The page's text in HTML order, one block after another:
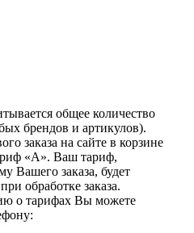
общее количество
брендов и артикулов).
заказа на сайте в корзине
«А». Ваш тариф,
Вашего заказа, будет
обработке заказа.
о тарифах Вы можете